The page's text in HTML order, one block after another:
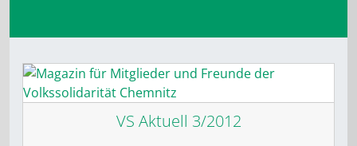
VS Aktuell 3/2012